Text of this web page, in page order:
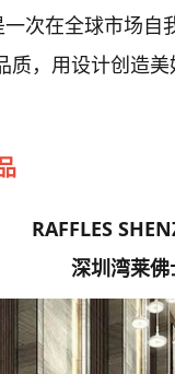
次在全球市场
，用设计创造美
RAFFLES
深圳湾莱佛